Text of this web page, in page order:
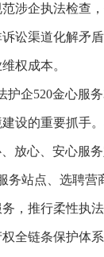
涉企执法检查
讼渠道化解矛
权成本。
企520金心服务
设的重要抓手
放心、安心服
务站点、选聘营
务，推行柔性执
全链条保护体